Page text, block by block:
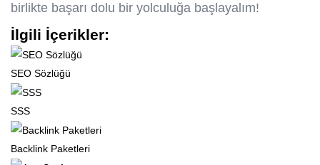
birlikte başarı dolu bir yolculuğa başlayalım!
İlgili İçerikler:
SEO Sözlüğü
SSS
Backlink Paketleri